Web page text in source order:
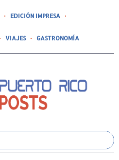
EDICIÓN IMPRESA
VIAJES GASTRONOMÍA